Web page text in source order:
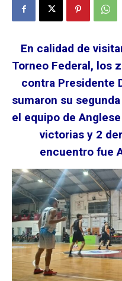
En calidad de
Torneo Federal, los
contra Presidente
sumaron su
el equipo de
victorias y 2
encuentro fue